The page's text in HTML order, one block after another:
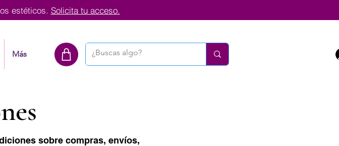
estéticos. Solicita tu acceso.
Más
sobre compras, envíos,